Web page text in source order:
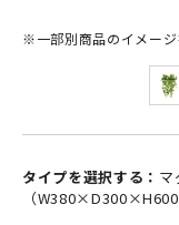
※一部別商品のイメージ
タイプを選択する： マ
（W380×D300×H600